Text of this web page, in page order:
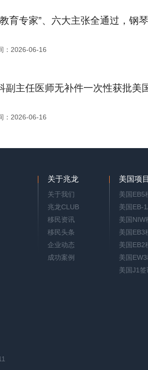
育专家”、六大主张全通过，钢
：2026-06-16
副主任医师无补件一次性获批美
：2026-06-16
关于兆龙
关于我们
兆龙CLUB
移民资讯
移民头条
企业动态
成功案例
美国项目
美国EB5
美国EB-
美国NIW
美国EB3
美国EB2
美国
美国J1签